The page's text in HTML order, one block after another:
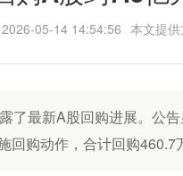
2026-05-14 14:54:56 本文提
了最新A股回购进展。公
回购动作，合计回购